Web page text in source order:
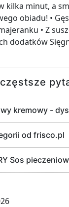
kilka minut, a
obiadu! •
• Z
dodatków
kremowy -
od frisco.pl
Sos